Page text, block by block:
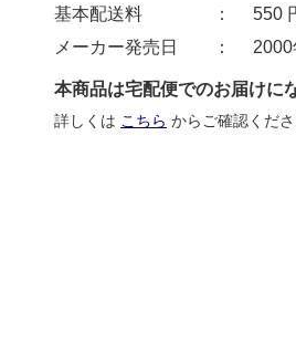
基本配送料 ：
550
メーカー発売日 ：
2000
本商品は宅配便でのお届けに
詳しくは こちら からご確認くださ